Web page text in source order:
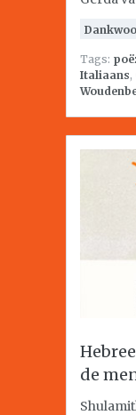
Tags:
Italiaans,
de